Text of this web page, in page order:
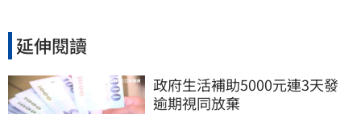
延伸閱讀
政府生活補助5000元連3天發
逾期視同放棄